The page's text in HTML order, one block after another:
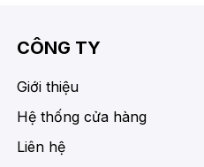
CÔNG TY
Giới thiệu
Hệ thống cửa hàng
Liên hệ